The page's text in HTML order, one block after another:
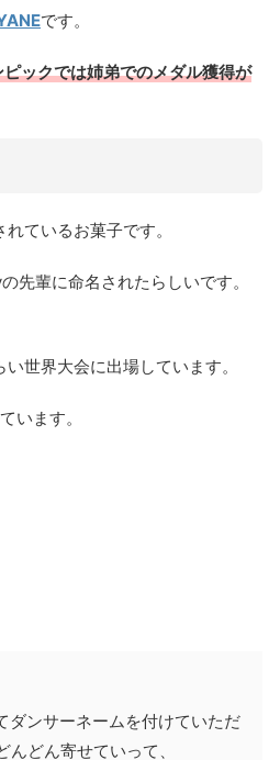
です。
ックでは姉弟でのメダル獲得が
ているお菓子です。
先輩に命名されたらしいです。
世界大会に出場しています。
います。
ダンサーネームを付けていただ
どん寄せていって、